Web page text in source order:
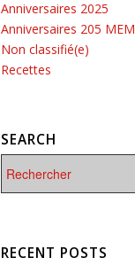
Anniversaires 2025
Anniversaires 205 MEM
Non classifié(e)
Recettes
SEARCH
RECENT POSTS